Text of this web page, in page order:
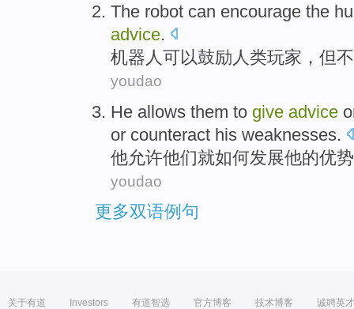
The robot can encourage the
advice.
机器人 可以鼓励 人类玩家 ， 但
youdao
He allows them to give advice
or counteract his weaknesses.
他允许他们就如何发展他的优势
youdao
更多双语例句
关于有道 Investors 有道智选 官方博客 技术博客 诚聘英才